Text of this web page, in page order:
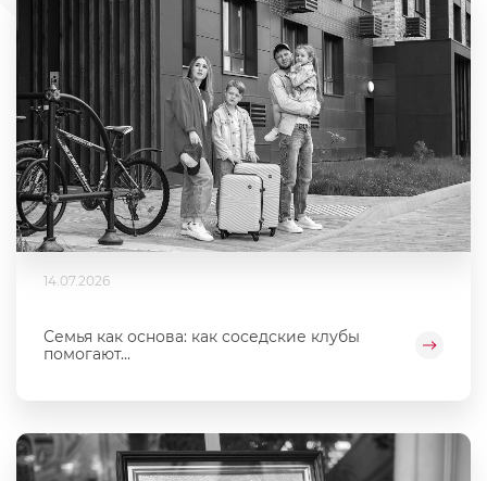
14.07.2026
Семья как основа: как соседские клубы
помогают...